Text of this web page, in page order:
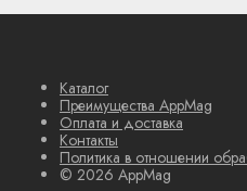
Каталог
Преимущества AppMag
Оплата и доставка
Контакты
Политика в отношении
© 2026 AppMag